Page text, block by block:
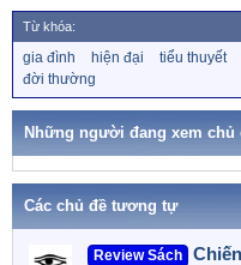
i
o
n
s
:
Từ khóa:
h
gia đình hiện đại tiểu thuyết
đời thường
Những người đang xem chủ
Các chủ đề tương tự
Review Sách